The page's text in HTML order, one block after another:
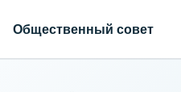
Общественный совет